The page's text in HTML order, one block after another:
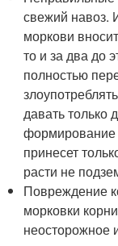
свежий навоз.
моркови
то и за два до
полностью
давать только
формирование
принесет
расти не
Повреждение
морковки
неосторожное